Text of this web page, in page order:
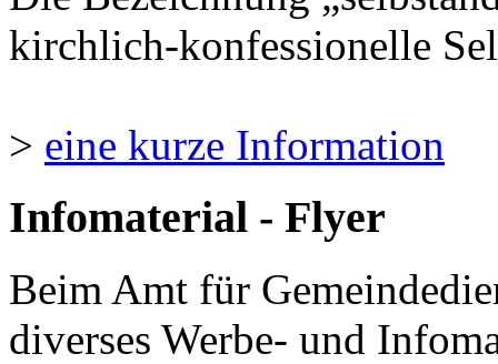
kirchlich-konfessionelle
> eine kurze Information
Infomaterial - Flyer
Beim Amt für
diverses Werbe- und